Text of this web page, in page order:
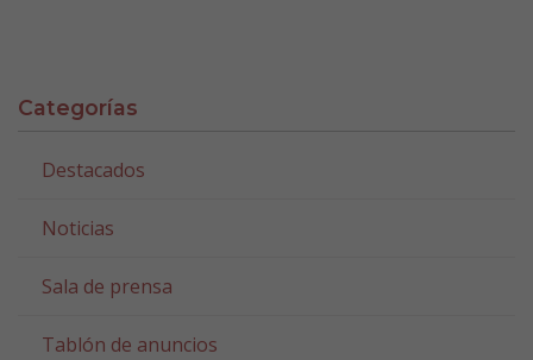
Categorías
Destacados
Noticias
Sala de prensa
Tablón de anuncios